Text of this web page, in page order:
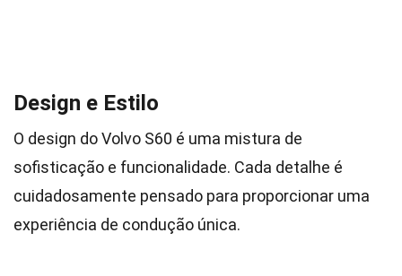
Design e Estilo
O design do Volvo S60 é uma mistura de
sofisticação e funcionalidade. Cada detalhe é
cuidadosamente pensado para proporcionar uma
experiência de condução única.